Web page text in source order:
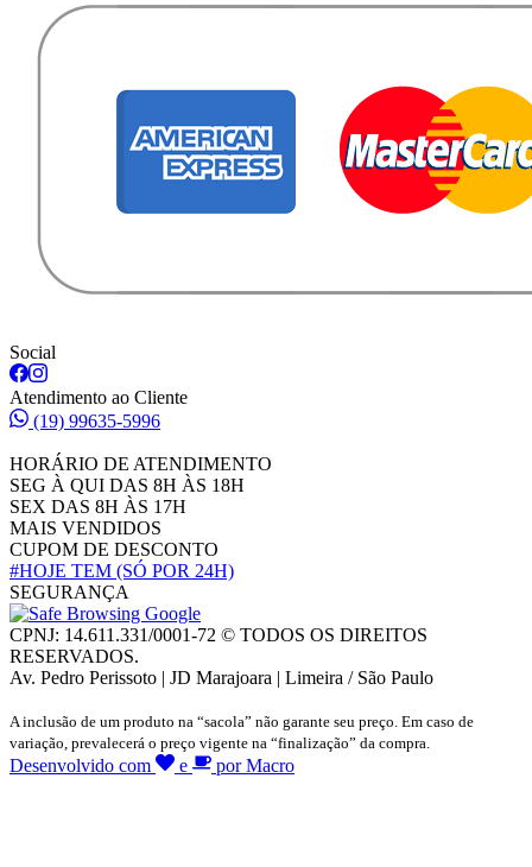
Social
Atendimento ao Cliente
(19) 99635-5996
HORÁRIO DE ATENDIMENTO
SEG À QUI DAS 8H ÀS 18H
SEX DAS 8H ÀS 17H
MAIS VENDIDOS
CUPOM DE DESCONTO
#HOJE TEM (SÓ POR 24H)
SEGURANÇA
CPNJ: 14.611.331/0001-72 © TODOS OS DIREITOS
RESERVADOS.
Av. Pedro Perissoto | JD Marajoara | Limeira / São Paulo
A inclusão de um produto na “sacola” não garante seu preço. Em caso de
variação, prevalecerá o preço vigente na “finalização” da compra.
Desenvolvido com e por Macro